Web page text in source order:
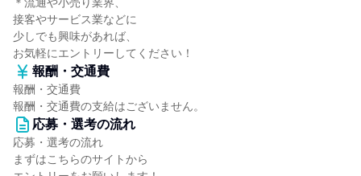
接客やサービス業などに
少しでも興味があれば、
お気軽にエントリーしてください！
報酬・交通費
報酬・交通費
報酬・交通費の支給はございません。
応募・選考の流れ
応募・選考の流れ
まずはこちらのサイトから